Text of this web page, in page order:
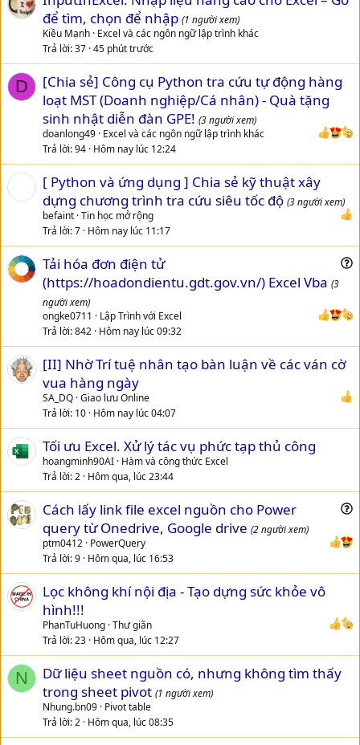
để tìm, chọn để nhập (1 người xem)
Kiều Mạnh Excel và các ngôn ngữ lập trình khác
Trả lời 37 45 phút trước
D
[Chia sẻ] Công cụ Python tra cứu tự động hàng
loạt MST (Doanh nghiệp/Cá nhân) - Quà tặng
sinh nhật diễn đàn GPE! (3 người xem)
doanlong49 Excel và các ngôn ngữ lập trình khác
Trả lời 94 Hôm nay lúc 12:24
[ Python và ứng dụng ] Chia sẻ kỹ thuật xây
dựng chương trình tra cứu siêu tốc độ (3 người xem)
befaint Tin học mở rộng
Trả lời 7 Hôm nay lúc 11:17
s
i
Tải hóa đơn điện tử
(https://hoadondientu.gdt.gov.vn/) Excel Vba (3
người xem)
ongke0711
Lập Trình với Excel
Trả lời 842 Hôm nay lúc 09:32
[II] Nhờ Trí tuệ nhân tạo bàn luận về các ván cờ
vua hàng ngày
SA_DQ Giao lưu Online
Trả lời 10 Hôm nay lúc 04:07
Tối ưu Excel. Xử lý tác vụ phức tạp thủ công
hoangminh90AI Hàm và công thức Excel
Trả lời 2 Hôm qua, lúc 23:44
e
t
n
Cách lấy link file excel nguồn cho Power
query từ Onedrive, Google drive (2 người xem)
ptm0412 PowerQuery
Trả lời 9 Hôm qua, lúc 16:53
Lọc không khí nội địa - Tạo dựng sức khỏe vô
hình!!!
PhanTuHuong Thư giãn
Trả lời 23 Hôm qua, lúc 12:27
N
Dữ liệu sheet nguồn có, nhưng không tìm thấy
trong sheet pivot (1 người xem)
Nhung.bn09 Pivot table
Trả lời 2 Hôm qua, lúc 08:35